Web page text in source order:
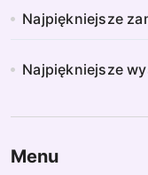
Najpiękniejsze
Najpiękniejsze
Menu